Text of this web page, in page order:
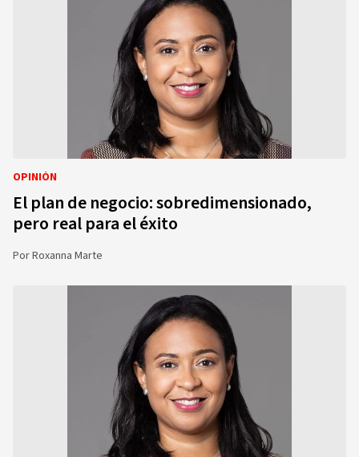
OPINIÓN
El plan de negocio: sobredimensionado,
pero real para el éxito
PorRoxanna Marte